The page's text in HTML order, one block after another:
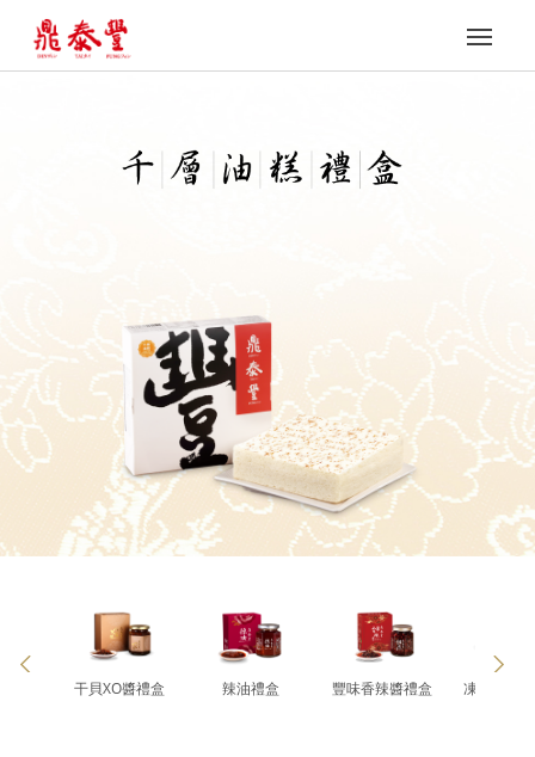
干貝XO醬禮盒 辣油禮盒 豐味香辣醬禮盒 凍頂烏龍